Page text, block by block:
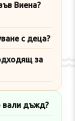
Виена?
с деца?
за
вали дъжд?